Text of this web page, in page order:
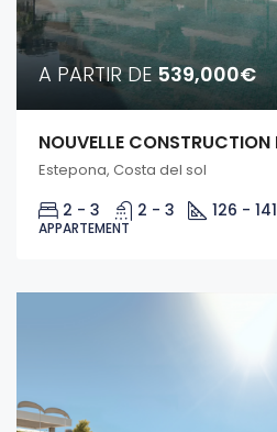
A PARTIR DE 539,000€
Estepona, Costa del sol
2 - 3 2 - 3 126 - 141
APPARTEMENT